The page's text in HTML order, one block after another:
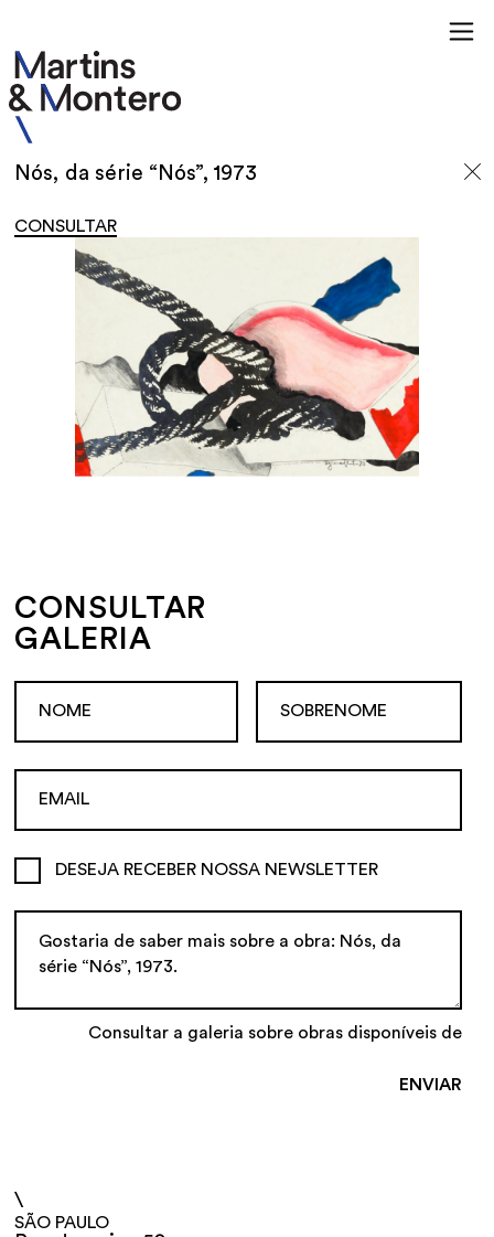
Nós, da série “Nós”, 1973
CONSULTAR
CONSULTAR
GALERIA
DESEJA RECEBER NOSSA NEWSLETTER
Consultar a galeria sobre obras disponíveis de
\
SÃO PAULO